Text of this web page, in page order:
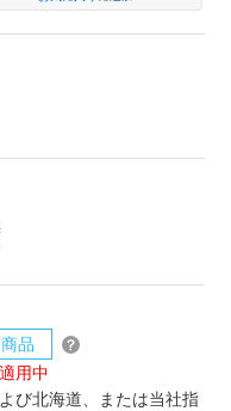
品
用中
び北海道、または当社指